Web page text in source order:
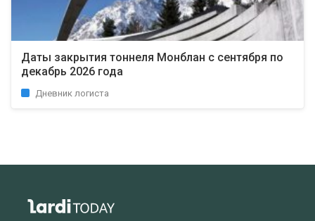
Даты закрытия тоннеля Монблан с сентября по
декабрь 2026 года
Дневник логиста